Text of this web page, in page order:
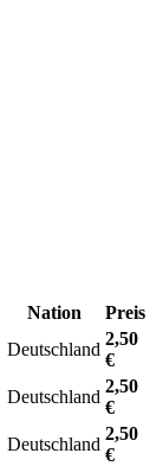
Nation
Preis
Deutschland
2,50
€
Deutschland
2,50
€
Deutschland
2,50
€